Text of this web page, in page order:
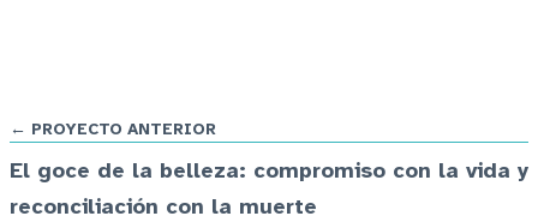
← PROYECTO ANTERIOR
El goce de la belleza: compromiso con la vida y
reconciliación con la muerte